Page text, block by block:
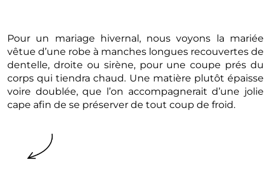
Pour un mariage hivernal, nous voyons la mariée
vêtue d’une robe à manches longues recouvertes de
dentelle, droite ou sirène, pour une coupe prés du
corps qui tiendra chaud. Une matière plutôt épaisse
voire doublée, que l’on accompagnerait d’une jolie
cape afin de se préserver de tout coup de froid.